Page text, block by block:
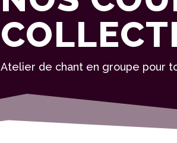
Atelier de chant en groupe pour